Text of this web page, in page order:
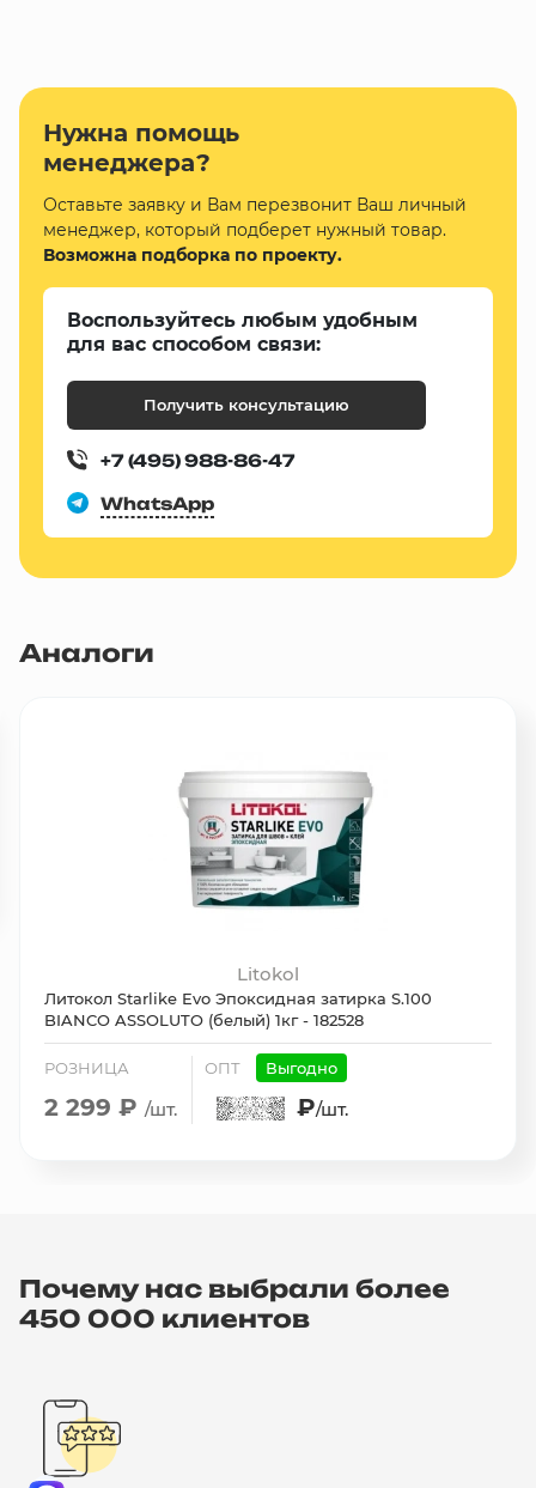
Нужна помощь
менеджера?
Оставьте заявку и Вам перезвонит Ваш личный
менеджер, который подберет нужный товар.
Возможна подборка по проекту.
Воспользуйтесь любым удобным
для вас способом связи:
Получить консультацию
+7 (495) 988-86-47
WhatsApp
Аналоги
Litokol
Литокол Starlike Evo Эпоксидная затирка S.100
BIANCO ASSOLUTO (белый) 1кг - 182528
РОЗНИЦА
2 299 ₽ /шт.
ОПТ Выгодно
₽/шт.
Почему нас выбрали более
450 000 клиентов